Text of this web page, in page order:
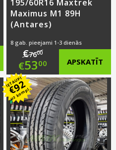
195/60R16 Maxtrek
Maximus M1 89H
(Antares)
8 gab. pieejami 1-3 dienās
€7600
Original
price
was:
€76.00.
€5300
Current
price
is:
€53.00.
APSKATĪT
IETAUPI
€92
uz kompl.